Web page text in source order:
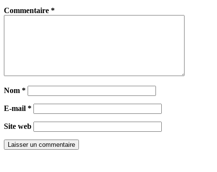
Commentaire *
Nom *
E-mail *
Site web